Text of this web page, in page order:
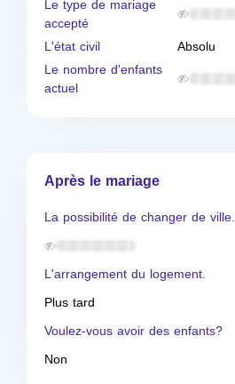
Le type de mariage
accepté
L'état civil
Absolu
Le nombre d'enfants
actuel
Après le mariage
La possibilité de changer de ville.
L'arrangement du logement.
Plus tard
Voulez-vous avoir des enfants?
Non